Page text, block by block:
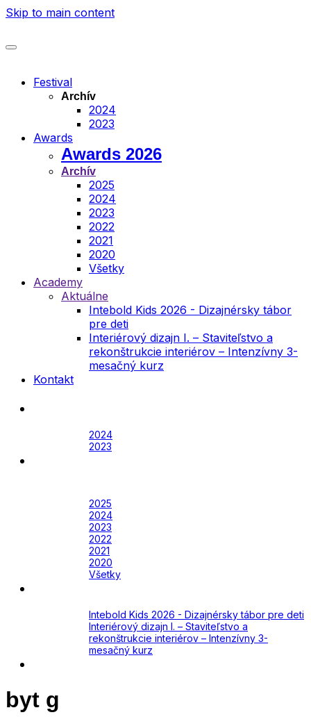
Skip to main content
Festival
Archív
2024
2023
Awards
Awards 2026
Archív
2025
2024
2023
2022
2021
2020
Všetky
Academy
Aktuálne
Intebold Kids 2026 - Dizajnérsky tábor
pre deti
Interiérový dizajn I. – Staviteľstvo a
rekonštrukcie interiérov – Intenzívny 3-
mesačný kurz
Kontakt
2024
2023
2025
2024
2023
2022
2021
2020
Všetky
Intebold Kids 2026 - Dizajnérsky tábor pre deti
Interiérový dizajn I. – Staviteľstvo a
rekonštrukcie interiérov – Intenzívny 3-
mesačný kurz
byt g